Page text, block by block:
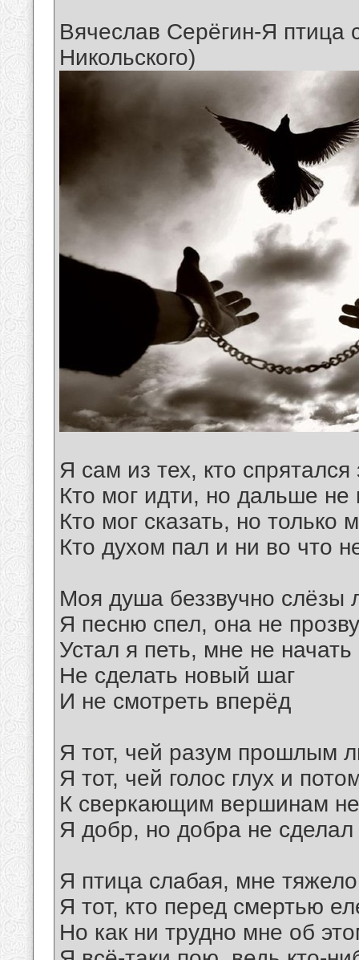
Вячеслав Серёгин-Я птица
Никольского)
Я сам из тех, кто спрятался
Кто мог идти, но дальше не
Кто мог сказать, но только
Кто духом пал и ни во что
Моя душа беззвучно слёзы
Я песню спел, она не
Устал я петь, мне не
Не сделать новый шаг
И не смотреть вперёд
Я тот, чей разум прошлым
Я тот, чей голос глух и
К сверкающим вершинам не
Я добр, но добра не сделал
Я птица слабая, мне
Я тот, кто перед смертью
Но как ни трудно мне об